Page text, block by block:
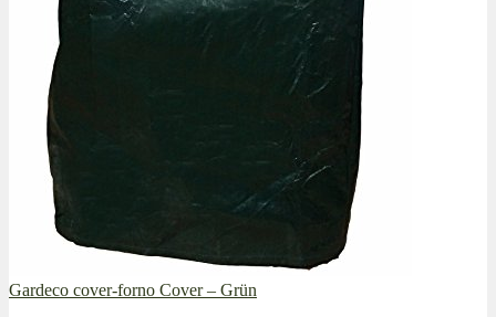
Gardeco cover-forno Cover – Grün